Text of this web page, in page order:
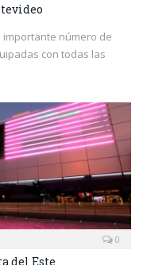
número de
con todas las
0
del Este